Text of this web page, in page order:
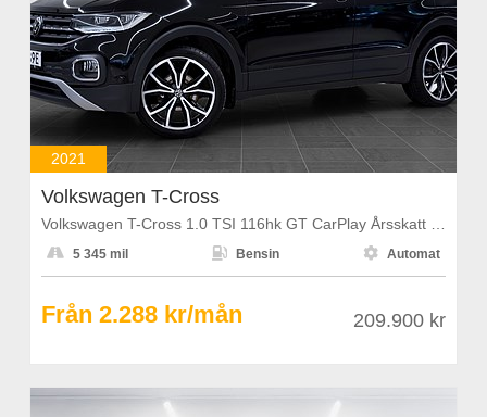
2021
Volkswagen T-Cross
 5 345 mil  Bensin  Automat
Från 2.288 kr/mån 209.900 kr